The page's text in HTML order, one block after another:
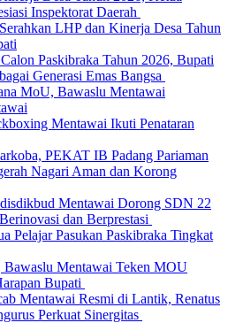
Inspektorat Daerah
LHP dan Kinerja Desa Tahun
Paskibraka Tahun 2026, Bupati
Generasi Emas Bangsa
MoU, Bawaslu Mentawai
Mentawai Ikuti Penataran
PEKAT IB Padang Pariaman
Nagari Aman dan Korong
Mentawai Dorong SDN 22
dan Berprestasi
Pelajar Pasukan Paskibraka Tingkat
Bawaslu Mentawai Teken MOU
Bupati
Mentawai Resmi di Lantik, Renatus
Perkuat Sinergitas